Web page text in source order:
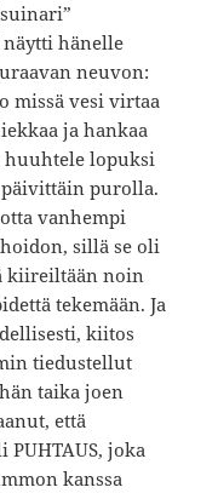
hänelle
neuvon:
missä vesi virtaa
ja hankaa
huuhtele lopuksi
purolla.
vanhempi
sillä se oli
kiireiltään noin
tekemään. Ja
kiitos
tiedustellut
taika joen
että
PUHTAUS, joka
kanssa